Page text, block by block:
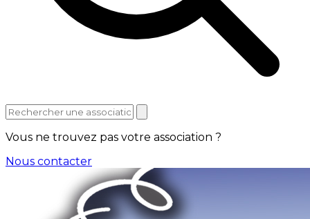
Vous ne trouvez pas votre association ?
Nous contacter